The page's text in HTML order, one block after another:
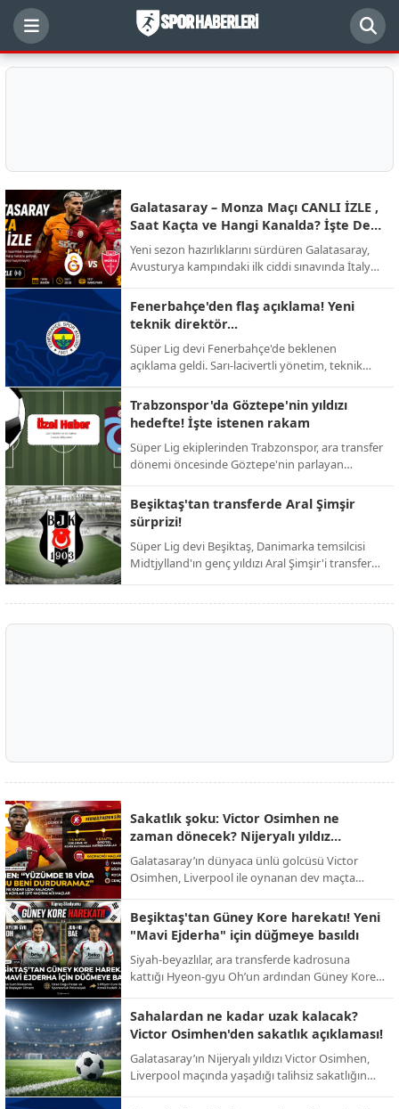
Galatasaray – Monza Maçı CANLI İZLE ,
Saat Kaçta ve Hangi Kanalda? İşte Dev
Randevunun Detayları
Yeni sezon hazırlıklarını sürdüren Galatasaray,
Avusturya kampındaki ilk ciddi sınavında İtalyan
Futbolseverlerin merakla beklediği kritik hazırlık
mücadelesinin yayın kanalı, başlama saati ve
muhtemel kadro detayları netleşti.
Fenerbahçe'den flaş açıklama! Yeni
teknik direktör...
Süper Lig devi Fenerbahçe'de beklenen
açıklama geldi. Sarı-lacivertli yönetim, teknik
ardından resmi duyuruyu yaptı. Taraftarların
günlerdir merakla beklediği isim netleşti.
Trabzonspor'da Göztepe'nin yıldızı
hedefte! İşte istenen rakam
Süper Lig ekiplerinden Trabzonspor, ara transfer
dönemi öncesinde Göztepe'nin parlayan
Bordo-mavili yönetimin, iddialı bir kadro kurma
hedefi doğrultusunda girişimlerini hızlandırdığı
öğrenildi.
Beşiktaş'tan transferde Aral Şimşir
sürprizi!
Süper Lig devi Beşiktaş, Danimarka temsilcisi
Midtjylland'ın genç yıldızı Aral Şimşir'i transfer
Sakatlık şoku: Victor Osimhen ne
zaman dönecek? Nijeryalı yıldız
sessizliğini bozdu!
Galatasaray’ın dünyaca ünlü golcüsü Victor
Osimhen, Liverpool ile oynanan dev maçta
konuştu. Yıldız oyuncu, sahalardan uzak
kalacağı süreyi bizzat açıkladı.
Beşiktaş'tan Güney Kore harekatı! Yeni
"Mavi Ejderha" için düğmeye basıldı
Siyah-beyazlılar, ara transferde kadrosuna
kattığı Hyeon-gyu Oh’un ardından Güney Kore
Ada’da fırtınalar estiren Jun-ho Bae.
Sahalardan ne kadar uzak kalacak?
Victor Osimhen'den sakatlık açıklaması!
Galatasaray’ın Nijeryalı yıldızı Victor Osimhen,
Liverpool maçında yaşadığı talihsiz sakatlığın